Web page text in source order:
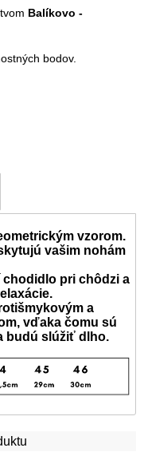
Balíkovo -
bodov.
vzorom.
vašim nohám
chodidlo pri chôdzi a
a
vďaka čomu sú
budú slúžiť dlho.